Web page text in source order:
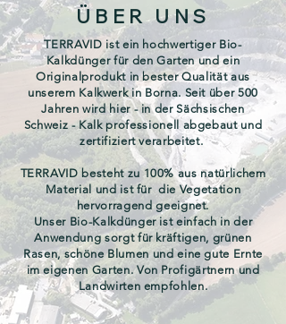
ÜBER UNS
TERRAVID ist ein hochwertiger Bio-
Kalkdünger für den Garten und ein
Originalprodukt in bester Qualität aus
unserem Kalkwerk in Borna. Seit über 500
Jahren wird hier - in der Sächsischen
Schweiz - Kalk professionell abgebaut und
zertifiziert verarbeitet.
TERRAVID besteht zu 100% aus natürlichem
Material und ist für die Vegetation
hervorragend geeignet.
Unser Bio-Kalkdünger ist einfach in der
Anwendung sorgt für kräftigen, grünen
Rasen, schöne Blumen und eine gute Ernte
im eigenen Garten. Von Profigärtnern und
Landwirten empfohlen.